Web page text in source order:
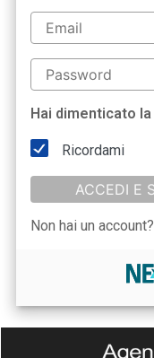
Hai dimenticato
Ricordami
ACCEDI E
Non hai un account?